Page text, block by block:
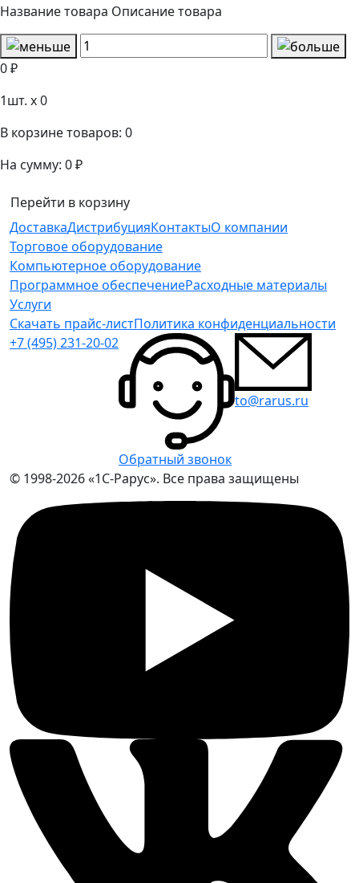
Название товара Описание товара
0 ₽
1шт. x0
В корзине товаров: 0
На сумму: 0 ₽
Перейти в корзину
ДоставкаДистрибуцияКонтактыО компании
Торговое оборудование
Компьютерное оборудование
Программное обеспечениеРасходные материалы
Услуги
Скачать прайс-листПолитика конфиденциальности
+7 (495) 231-20-02
Обратный звонок
to@rarus.ru
© 1998-2026 «1С-Рарус». Все права защищены